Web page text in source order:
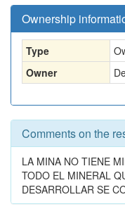
Ownership
Type
Owner
Comments on the
LA MINA NO TIENE
TODO EL MINERAL
DESARROLLAR SE